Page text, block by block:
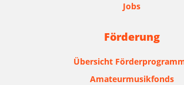
Jobs
Förderung
Übersicht
Amateurmusikfonds